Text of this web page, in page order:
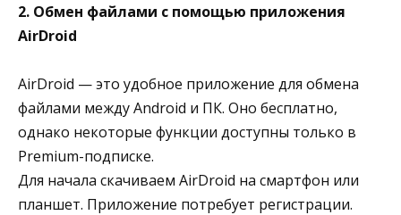
2. Обмен файлами с помощью приложения
AirDroid
AirDroid — это удобное приложение для обмена
файлами между Android и ПК. Оно бесплатно,
однако некоторые функции доступны только в
Premium-подписке.
Для начала скачиваем AirDroid на смартфон или
планшет. Приложение потребует регистрации.